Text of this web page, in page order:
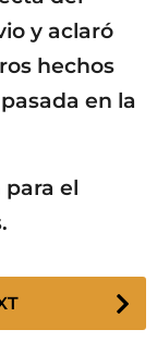
y aclaró
hechos
en la
el